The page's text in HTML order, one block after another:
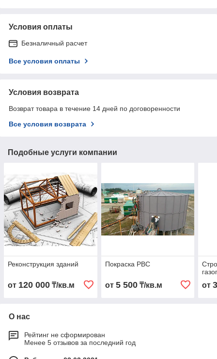
Условия оплаты
Безналичный расчет
Все условия оплаты
Условия возврата
Возврат товара в течение 14 дней по договоренности
Все условия возврата
Подобные услуги компании
Реконструкция зданий
от 120 000 ₸/кв.м
Покраска РВС
от 5 500₸/кв.м от
О нас
Рейтинг не сформирован
Менее 5 отзывов за последний год